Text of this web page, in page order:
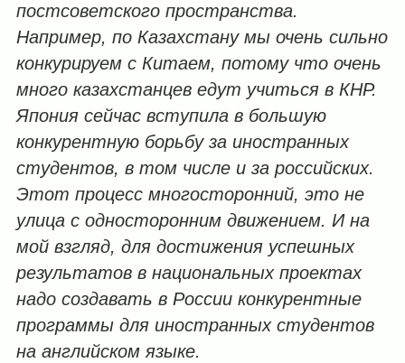
постсоветского пространства.
Например, по Казахстану мы очень сильно
конкурируем с Китаем, потому что очень
много казахстанцев едут учиться в КНР.
Япония сейчас вступила в большую
конкурентную борьбу за иностранных
студентов, в том числе и за российских.
Этот процесс многосторонний, это не
улица с односторонним движением. И на
мой взгляд, для достижения успешных
результатов в национальных проектах
надо создавать в России конкурентные
программы для иностранных студентов
на английском языке.